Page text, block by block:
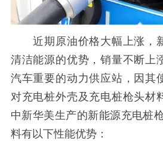
近期原油价格大幅上涨，
清洁能源的优势，销量不断上
汽车重要的动力供应站，因其
对充电桩外壳及充电桩枪头材
中新华美生产的新能源充电桩
料有以下性能优势：